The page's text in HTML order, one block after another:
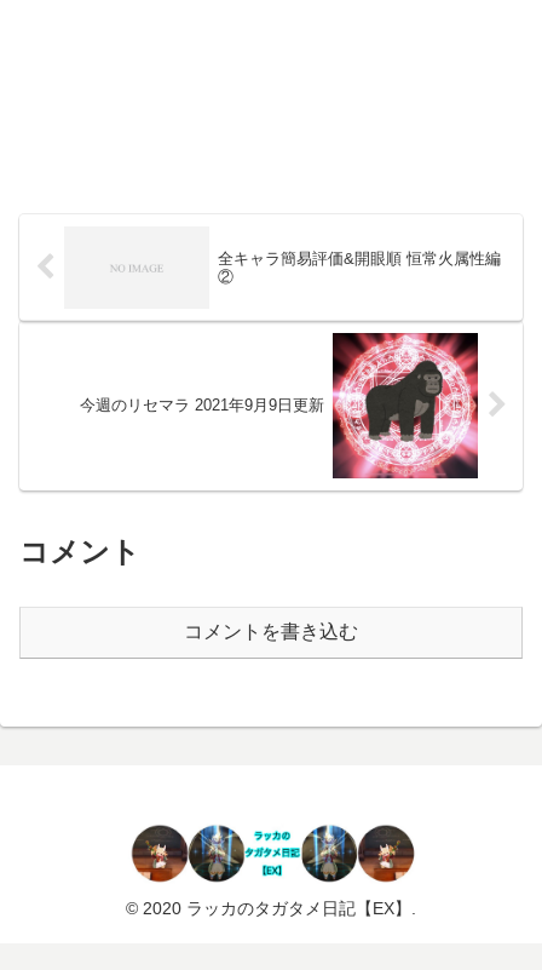
全キャラ簡易評価&開眼順 恒常火属性編
②
今週のリセマラ 2021年9月9日更新
コメント
コメントを書き込む
© 2020 ラッカのタガタメ日記【EX】.